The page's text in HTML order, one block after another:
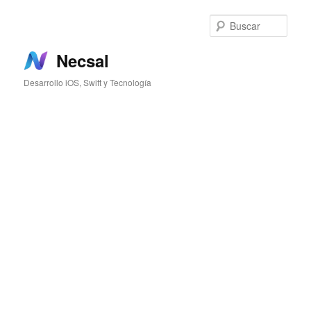
principal
Necsal
Desarrollo iOS, Swift y Tecnología